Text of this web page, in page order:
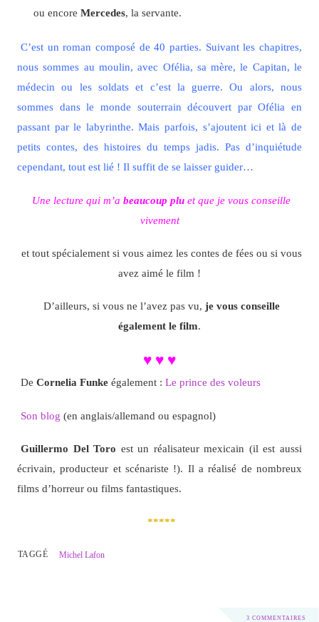
ou encore Mercedes, la servante.
C’est un roman composé de 40 parties. Suivant les chapitres,
nous sommes au moulin, avec Ofélia, sa mère, le Capitan, le
médecin ou les soldats et c’est la guerre. Ou alors, nous
sommes dans le monde souterrain découvert par Ofélia en
passant par le labyrinthe. Mais parfois, s’ajoutent ici et là de
petits contes, des histoires du temps jadis. Pas d’inquiétude
cependant, tout est lié ! Il suffit de se laisser guider…
Une lecture qui m’a beaucoup plu et que je vous conseille
vivement
et tout spécialement si vous aimez les contes de fées ou si vous
avez aimé le film !
D’ailleurs, si vous ne l’avez pas vu, je vous conseille
également le film.
♥ ♥ ♥
De Cornelia Funkeégalement : Le prince des voleurs
Son blog (en anglais/allemand ou espagnol)
Guillermo Del Toro est un réalisateur mexicain (il est aussi
écrivain, producteur et scénariste !). Il a réalisé de nombreux
films d’horreur ou films fantastiques.
*****
TAGGÉ Michel Lafon
3 COMMENTAIRES